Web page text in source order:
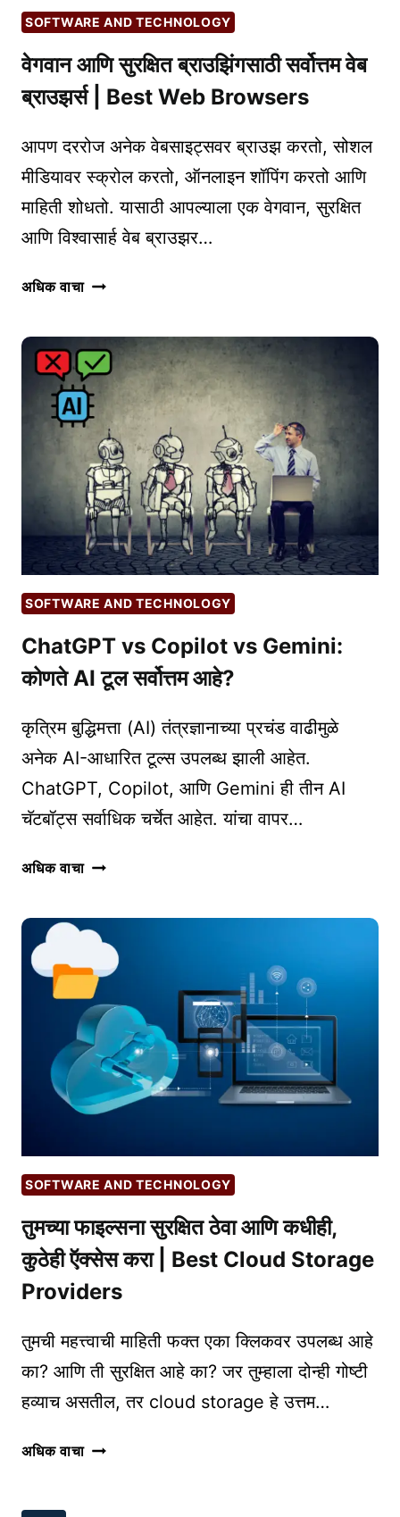
SOFTWARE AND TECHNOLOGY
वेगवान आणि सुरक्षित ब्राउझिंगसाठी सर्वोत्तम वेब
ब्राउझर्स | Best Web Browsers
आपण दररोज अनेक वेबसाइट्सवर ब्राउझ करतो, सोशल
मीडियावर स्क्रोल करतो, ऑनलाइन शॉपिंग करतो आणि
माहिती शोधतो. यासाठी आपल्याला एक वेगवान, सुरक्षित
आणि विश्वासार्ह वेब ब्राउझर…
अधिक वाचावेगवान
ब्राउझिंगसाठी
सर्वोत्तम
वेब
ब्राउझर्स
BEST
WEB
BROWSERS
SOFTWARE AND TECHNOLOGY
ChatGPT vs Copilot vs Gemini:
कोणते AI टूल सर्वोत्तम आहे?
कृत्रिम बुद्धिमत्ता (AI) तंत्रज्ञानाच्या प्रचंड वाढीमुळे
अनेक AI-आधारित टूल्स उपलब्ध झाली आहेत.
ChatGPT, Copilot, आणि Gemini ही तीन AI
चॅटबॉट्स सर्वाधिक चर्चेत आहेत. यांचा वापर…
अधिक वाचाCHATGPT
VS
GEMINI:
कोणते
AI
टूल
सर्वोत्तम
आहे?
SOFTWARE AND TECHNOLOGY
तुमच्या फाइल्सना सुरक्षित ठेवा आणि कधीही,
कुठेही ऍक्सेस करा | Best Cloud Storage
Providers
तुमची महत्त्वाची माहिती फक्त एका क्लिकवर उपलब्ध आहे
का? आणि ती सुरक्षित आहे का? जर तुम्हाला दोन्ही गोष्टी
हव्याच असतील, तर cloud storage हे उत्तम…
अधिक वाचातुमच्या